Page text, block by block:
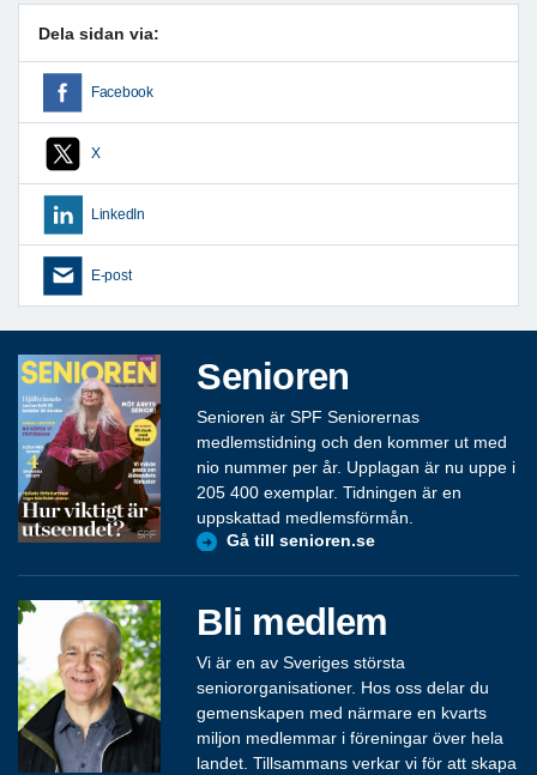
Dela sidan via:
Facebook
X
LinkedIn
E-post
Senioren
Senioren är SPF Seniorernas
medlemstidning och den kommer ut med
nio nummer per år. Upplagan är nu uppe i
205 400 exemplar. Tidningen är en
uppskattad medlemsförmån.
Gå till senioren.se
Bli medlem
Vi är en av Sveriges största
seniororganisationer. Hos oss delar du
gemenskapen med närmare en kvarts
miljon medlemmar i föreningar över hela
landet. Tillsammans verkar vi för att skapa